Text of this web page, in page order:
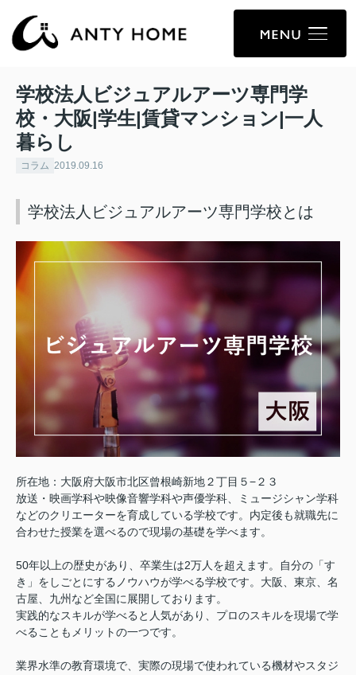
学校法人ビジュアルアーツ専門学
校・大阪|学生|賃貸マンション|一人
暮らし
コラム 2019.09.16
学校法人ビジュアルアーツ専門学校とは
所在地：大阪府大阪市北区曾根崎新地２丁目５−２３
放送・映画学科や映像音響学科や声優学科、ミュージシャン学科
などのクリエーターを育成している学校です。内定後も就職先に
合わせた授業を選べるので現場の基礎を学べます。
50年以上の歴史があり、卒業生は2万人を超えます。自分の「す
き」をしごとにするノウハウが学べる学校です。大阪、東京、名
古屋、九州など全国に展開しております。
実践的なスキルが学べると人気があり、プロのスキルを現場で学
べることもメリットの一つです。
業界水準の教育環境で、実際の現場で使われている機材やスタジ